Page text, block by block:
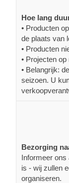
Hoe lang
• Producten
de plaats van
• Producten
• Projecten
• Belangrijk:
seizoen. U
Bezorging
Informeer ons
is - wij zullen
organiseren.